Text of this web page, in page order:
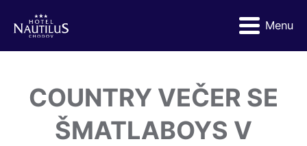
Menu
COUNTRY VEČER SE
ŠMATLABOYS V